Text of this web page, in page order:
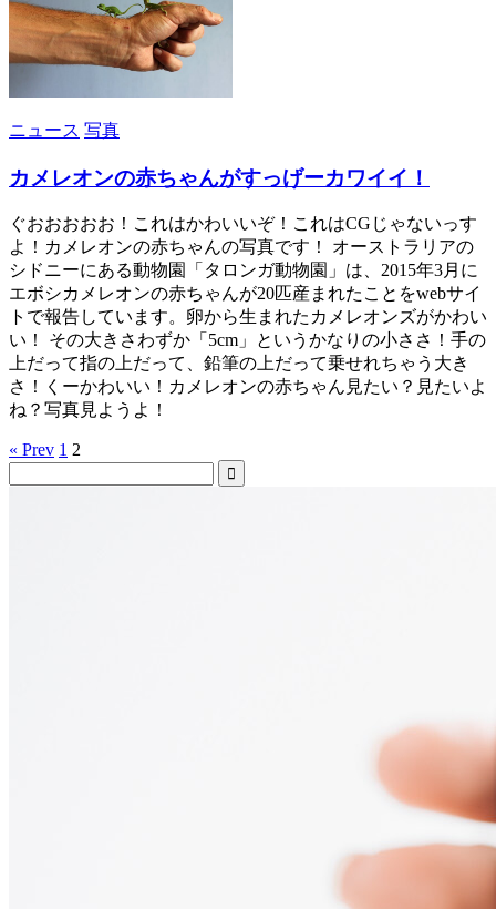
ニュース 写真
カメレオンの赤ちゃんがすっげーカワイイ！
ぐおおおおお！これはかわいいぞ！これはCGじゃないっす
よ！カメレオンの赤ちゃんの写真です！ オーストラリアの
シドニーにある動物園「タロンガ動物園」は、2015年3月に
エボシカメレオンの赤ちゃんが20匹産まれたことをwebサイ
トで報告しています。卵から生まれたカメレオンズがかわい
い！ その大きさわずか「5cm」というかなりの小ささ！手の
上だって指の上だって、鉛筆の上だって乗せれちゃう大き
さ！くーかわいい！カメレオンの赤ちゃん見たい？見たいよ
ね？写真見ようよ！
« Prev 1 2